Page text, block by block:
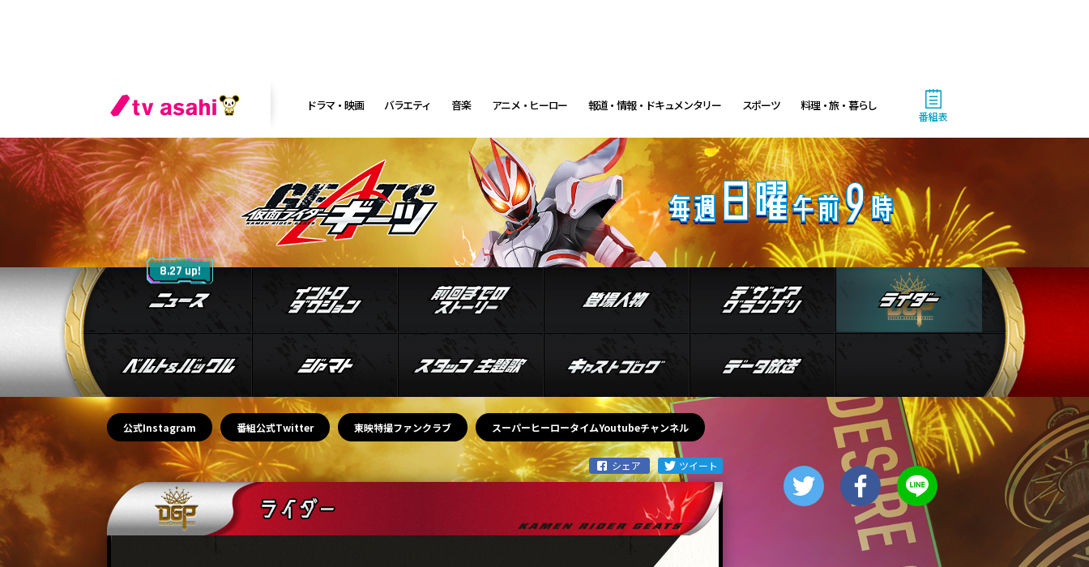
ドラマ・映画 バラエティ 音楽 アニメ・ヒーロー 報道・情報・ドキュメンタリー スポーツ 料理・旅・暮らし
番組表
ニュース
8.27 up! イントロダクション 前回までのストーリー登場人物 デザイアグランプリ ライダー
ベルト&バックル ジャマト スタッフ・主題歌 キャストブログ データ放送
公式Instagram 番組公式Twitter 東映特撮ファンクラブ スーパーヒーロータイムYoutubeチャンネル
大下容子ワイド!スクランブル
午後 1:00
徹子の部屋 高橋文哉
午後 1:30
DAIGOも台所 ～きょうの献
立 何にする?～ 今日はハム
の日!ごちそうに変身
午後 1:45
ANNニュース
1:55
大空港～GATE24～ #2
午後 2:53
科捜研の女11 #10